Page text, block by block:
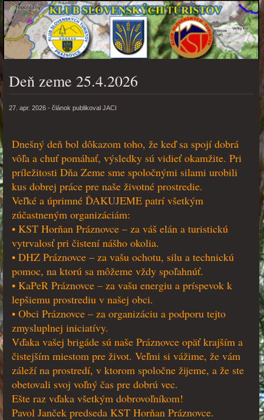
Deň zeme 25.4.2026
27. apr. 2026 - článok publikoval JACI
Dnešný deň bol dôkazom toho, že keď sa spojí dobrá
vôľa a chuť pomáhať, výsledky sú vidieť okamžite. Pri
príležitosti Dňa Zeme sme spoločnými silami urobili
kus dobrej práce pre naše životné prostredie.
Veľké a úprimné ĎAKUJEME patrí všetkým
zúčastneným organizáciám:
• KST Horňan Práznovce – za váš elán a turistickú
vytrvalosť pri čistení nášho okolia.
• DHZ Práznovce – za vašu ochotu, silu a technickú
pomoc, na ktorú sa môžeme vždy spoľahnúť.
• KaPeR Práznovce – za vašu energiu a príspevok k
lepšiemu prostrediu v našej obci.
• Obci Práznovce – za organizáciu a podporu tejto
zmysluplnej iniciatívy.
Vďaka vašej brigáde sú naše Práznovce opäť krajším a
čistejším miestom pre život. Veľmi si vážime, že vám
záleží na prostredí, v ktorom spoločne žijeme, a že ste
obetovali svoj voľný čas pre dobrú vec.
Ešte raz vďaka všetkým dobrovoľníkom!
Pavol Janček predseda KST Horňan Práznovce.